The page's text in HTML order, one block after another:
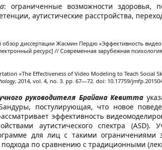
: ограниченные возможности здоровья,
аутистические расстройства,
обзор диссертации Жасмин Пердю «Эффективность
ресурс] // Современная зарубежная
«The Effectiveness of Video Modeling to Teach
, 2014, vol. 4, no. 3. pp. 67—72. doi: 10.17759/
руководителя Брайана Кевитта
постулирующая, что новое
эффективность
аутистического спектра
для лиц с такими ограничениями
подхода по сравнению с традиционными